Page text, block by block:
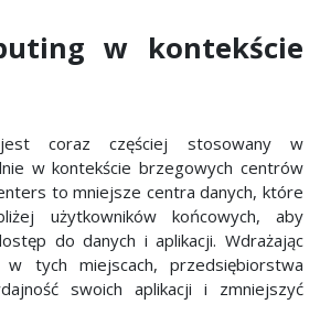
w kontekście
coraz częściej stosowany w
w kontekście brzegowych centrów
to mniejsze centra danych, które
użytkowników końcowych, aby
do danych i aplikacji. Wdrażając
tych miejscach, przedsiębiorstwa
swoich aplikacji i zmniejszyć